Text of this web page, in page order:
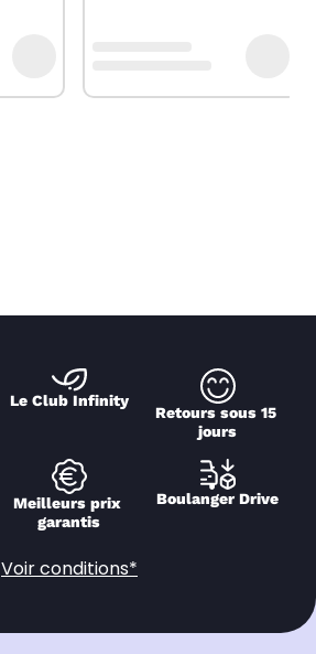
Le Club Infinity
Retours sous 15
jours
Meilleurs prix
garantis
Boulanger Drive
Voir conditions*